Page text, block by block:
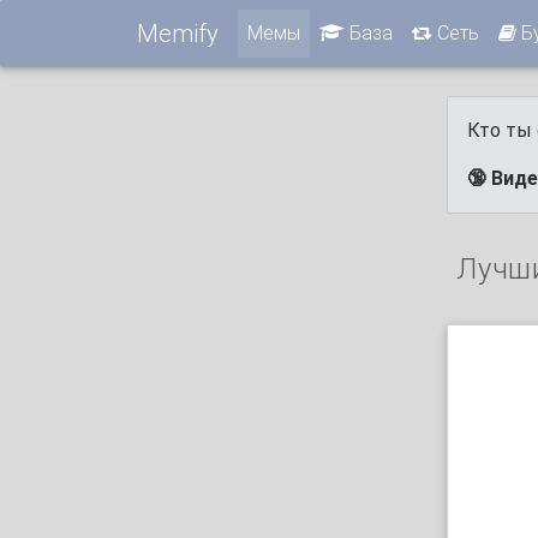
Memify Мемы База Сеть
Кто ты
🔞